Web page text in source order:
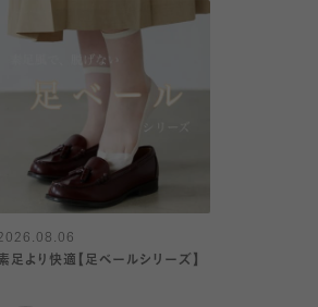
足より快適【足ベールシリーズ】